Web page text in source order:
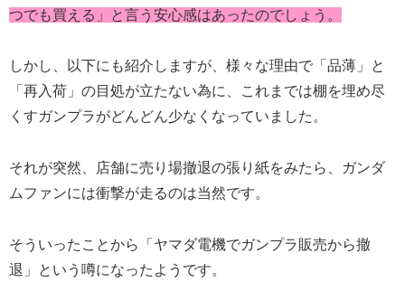
つでも買える」と言う安心感はあったのでしょう。
しかし、以下にも紹介しますが、様々な理由で「品薄」と
「再入荷」の目処が立たない為に、これまでは棚を埋め尽
くすガンプラがどんどん少なくなっていました。
それが突然、
店舗に売り場撤退の張り紙をみたら、ガンダ
ムファンには衝撃が走るのは当然です。
そういったことから「ヤマダ電機でガンプラ販売から撤
退」という噂になったようです。